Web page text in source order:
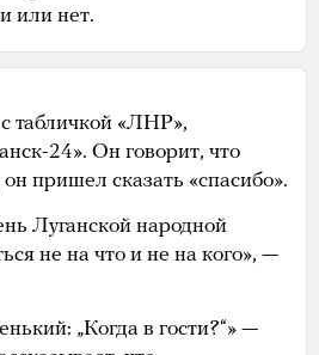
или нет.
табличкой «ЛНР»,
24». Он говорит, что
пришел сказать «спасибо».
Луганской народной
не на что и не на кого», —
„Когда в гости?“» —